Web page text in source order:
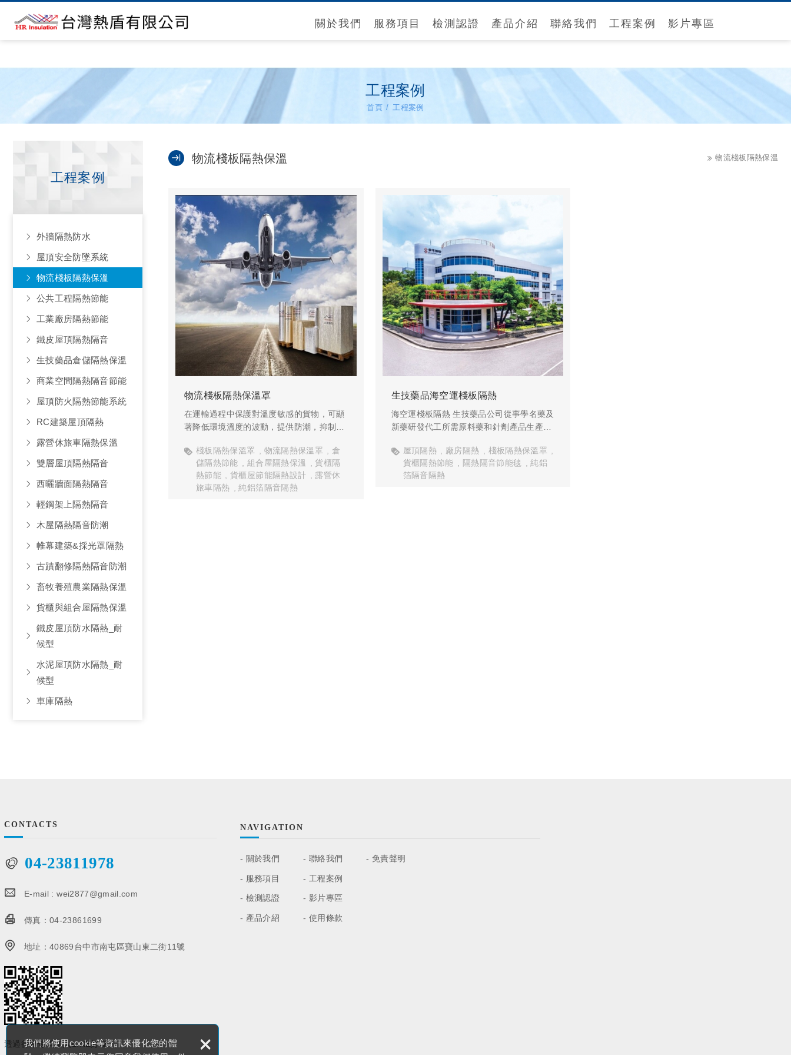
我們將使用cookie等資訊來優化您的體
×
關於我們 服務項目 檢測認證 產品介紹 聯絡我們 工程案例 影片專區
工程案例
首頁 工程案例
工程案例
外牆隔熱防水
屋頂安全防墜系統
物流棧板隔熱保溫
公共工程隔熱節能
工業廠房隔熱節能
鐵皮屋頂隔熱隔音
生技藥品倉儲隔熱保溫
商業空間隔熱隔音節能
屋頂防火隔熱節能系統
RC建築屋頂隔熱
露營休旅車隔熱保溫
雙層屋頂隔熱隔音
西曬牆面隔熱隔音
輕鋼架上隔熱隔音
木屋隔熱隔音防潮
帷幕建築&採光罩隔熱
古蹟翻修隔熱隔音防潮
畜牧養殖農業隔熱保溫
貨櫃與組合屋隔熱保溫
鐵皮屋頂防水隔熱_耐
候型
水泥屋頂防水隔熱_耐
候型
車庫隔熱
物流棧板隔熱保溫 物流棧板隔熱保溫
物流棧板隔熱保溫罩
在運輸過程中保護對溫度敏感的貨物，可顯
著降低環境溫度的波動，提供防潮，抑制了
現象，
在整個交付過程中，幫助維持安全的溫度範
圍。
棧板隔熱保溫罩 物流隔熱保溫罩
倉
儲隔熱節能
組合屋隔熱保溫
貨櫃隔
熱節能
貨櫃屋節能隔熱設計
露營休
旅車隔熱
純鋁箔隔音隔熱
生技藥品海空運棧板隔熱
海空運棧板隔熱 生技藥品公司從事學名藥及
新藥研發代工所需原料藥和針劑產品生產開
屋頂隔熱
廠房隔熱
棧板隔熱保溫罩
貨櫃隔熱節能
隔熱隔音節能毯
純鋁
箔隔音隔熱
CONTACTS
04-23811978
E-mail :wei2877@gmail.com
傳真：04-23861699
地址：40869台中市南屯區寶山東二街11號
透過行動條碼加入LINE好友
NAVIGATION
關於我們
服務項目
檢測認證
產品介紹
聯絡我們
工程案例
影片專區
使用條款
免責聲明